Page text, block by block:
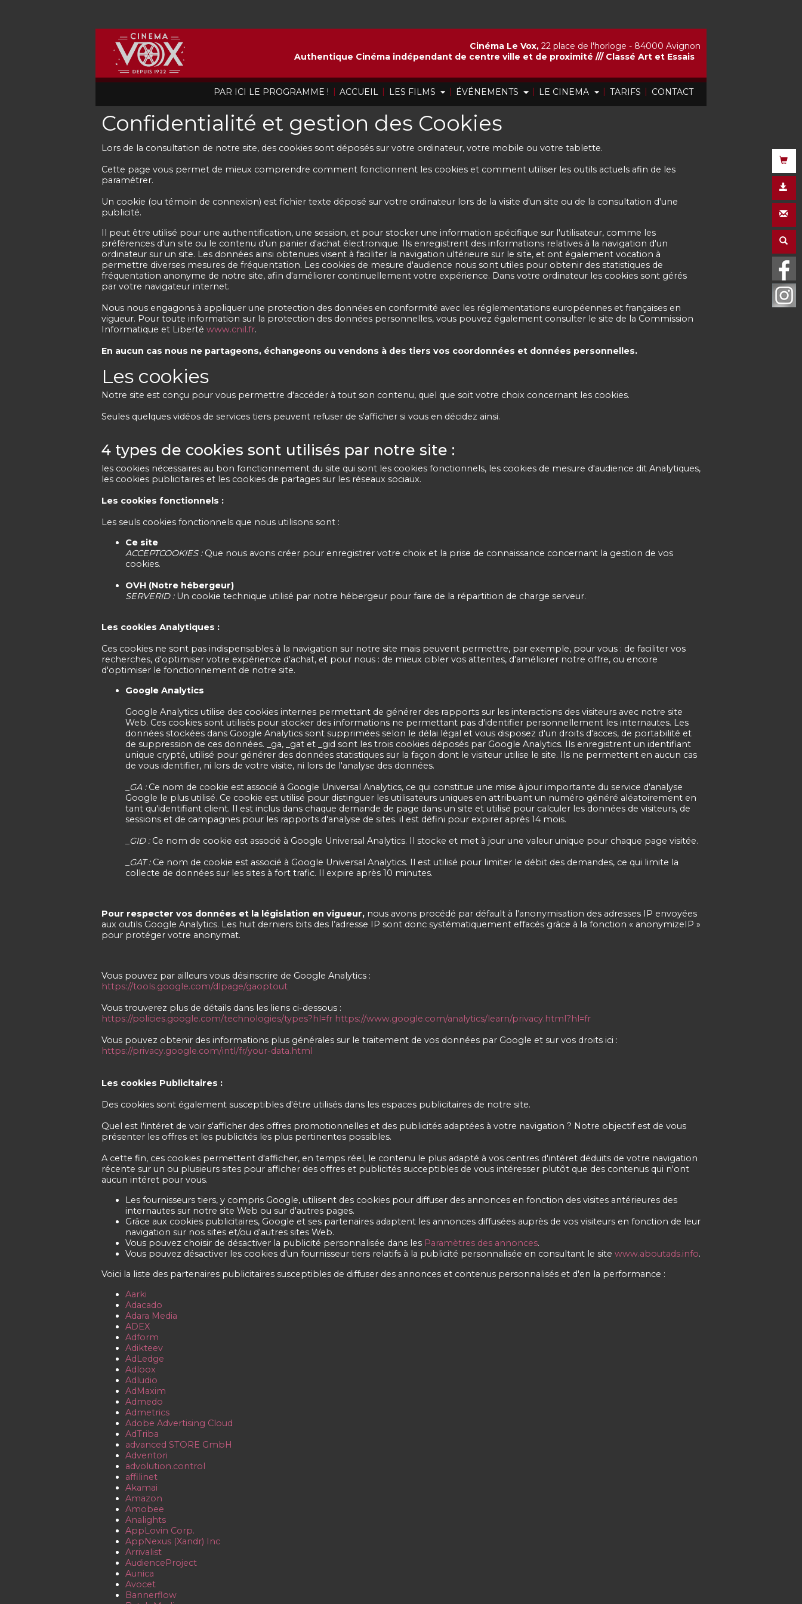
PAR ICI LE PROGRAMME ! | ACCUEIL | LES FILMS | ÉVÉNEMENTS | LE CINEMA | TARIFS | CONTACT
Cinéma Le Vox, 22 place de l'horloge - 84000 Avignon
Authentique Cinéma indépendant de centre ville et de proximité /// Classé Art et Essais
Confidentialité et gestion des Cookies
Lors de la consultation de notre site, des cookies sont déposés sur votre ordinateur, votre mobile ou votre tablette.
Cette page vous permet de mieux comprendre comment fonctionnent les cookies et comment utiliser les outils actuels afin de les
paramétrer.
Un cookie (ou témoin de connexion) est fichier texte déposé sur votre ordinateur lors de la visite d'un site ou de la consultation d'une
publicité.
Il peut être utilisé pour une authentification, une session, et pour stocker une information spécifique sur l'utilisateur, comme les
préférences d'un site ou le contenu d'un panier d'achat électronique. Ils enregistrent des informations relatives à la navigation d'un
ordinateur sur un site. Les données ainsi obtenues visent à faciliter la navigation ultérieure sur le site, et ont également vocation à
permettre diverses mesures de fréquentation. Les cookies de mesure d'audience nous sont utiles pour obtenir des statistiques de
fréquentation anonyme de notre site, afin d'améliorer continuellement votre expérience. Dans votre ordinateur les cookies sont gérés
par votre navigateur internet.
Nous nous engagons à appliquer une protection des données en conformité avec les réglementations européennes et françaises en
vigueur. Pour toute information sur la protection des données personnelles, vous pouvez également consulter le site de la Commission
Informatique et Liberté www.cnil.fr.
En aucun cas nous ne partageons, échangeons ou vendons à des tiers vos coordonnées et données personnelles.
Les cookies
Notre site est conçu pour vous permettre d'accéder à tout son contenu, quel que soit votre choix concernant les cookies.
Seules quelques vidéos de services tiers peuvent refuser de s'afficher si vous en décidez ainsi.
4 types de cookies sont utilisés par notre site :
les cookies nécessaires au bon fonctionnement du site qui sont les cookies fonctionnels, les cookies de mesure d'audience dit Analytiques,
les cookies publicitaires et les cookies de partages sur les réseaux sociaux.
Les cookies fonctionnels :
Les seuls cookies fonctionnels que nous utilisons sont :
Ce site
ACCEPTCOOKIES :Que nous avons créer pour enregistrer votre choix et la prise de connaissance concernant la gestion de vos
cookies.
OVH (Notre hébergeur)
SERVERID : Un cookie technique utilisé par notre hébergeur pour faire de la répartition de charge serveur.
Les cookies Analytiques :
Ces cookies ne sont pas indispensables à la navigation sur notre site mais peuvent permettre, par exemple, pour vous : de faciliter vos
recherches, d'optimiser votre expérience d'achat, et pour nous : de mieux cibler vos attentes, d'améliorer notre offre, ou encore
d'optimiser le fonctionnement de notre site.
Google Analytics
Google Analytics utilise des cookies internes permettant de générer des rapports sur les interactions des visiteurs avec notre site
Web. Ces cookies sont utilisés pour stocker des informations ne permettant pas d'identifier personnellement les internautes. Les
données stockées dans Google Analytics sont supprimées selon le délai légal et vous disposez d'un droits d'acces, de portabilité et
de suppression de ces données. _ga, _gat et _gid sont les trois cookies déposés par Google Analytics. Ils enregistrent un identifiant
unique crypté, utilisé pour générer des données statistiques sur la façon dont le visiteur utilise le site. Ils ne permettent en aucun cas
de vous identifier, ni lors de votre visite, ni lors de l'analyse des données.
_GA :Ce nom de cookie est associé à Google Universal Analytics, ce qui constitue une mise à jour importante du service d'analyse
Google le plus utilisé. Ce cookie est utilisé pour distinguer les utilisateurs uniques en attribuant un numéro généré aléatoirement en
tant qu'identifiant client. Il est inclus dans chaque demande de page dans un site et utilisé pour calculer les données de visiteurs, de
sessions et de campagnes pour les rapports d'analyse de sites. il est défini pour expirer après 14 mois.
_GID : Ce nom de cookie est associé à Google Universal Analytics. Il stocke et met à jour une valeur unique pour chaque page visitée.
_GAT :Ce nom de cookie est associé à Google Universal Analytics. Il est utilisé pour limiter le débit des demandes, ce qui limite la
collecte de données sur les sites à fort trafic. Il expire après 10 minutes.
Pour respecter vos données et la législation en vigueur, nous avons procédé par défault à l'anonymisation des adresses IP envoyées
aux outils Google Analytics. Les huit derniers bits des l’adresse IP sont donc systématiquement effacés grâce à la fonction « anonymizeIP »
pour protéger votre anonymat.
Vous pouvez par ailleurs vous désinscrire de Google Analytics :
https://tools.google.com/dlpage/gaoptout
Vous trouverez plus de détails dans les liens ci-dessous :
https://policies.google.com/technologies/types?hl=fr https://www.google.com/analytics/learn/privacy.html?hl=fr
Vous pouvez obtenir des informations plus générales sur le traitement de vos données par Google et sur vos droits ici :
https://privacy.google.com/intl/fr/your-data.html
Les cookies Publicitaires :
Des cookies sont également susceptibles d'être utilisés dans les espaces publicitaires de notre site.
Quel est l'intéret de voir s'afficher des offres promotionnelles et des publicités adaptées à votre navigation ? Notre objectif est de vous
présenter les offres et les publicités les plus pertinentes possibles.
A cette fin, ces cookies permettent d'afficher, en temps réel, le contenu le plus adapté à vos centres d'intéret déduits de votre navigation
récente sur un ou plusieurs sites pour afficher des offres et publicités succeptibles de vous intéresser plutôt que des contenus qui n'ont
aucun intéret pour vous.
Les fournisseurs tiers, y compris Google, utilisent des cookies pour diffuser des annonces en fonction des visites antérieures des
internautes sur notre site Web ou sur d'autres pages.
Grâce aux cookies publicitaires, Google et ses partenaires adaptent les annonces diffusées auprès de vos visiteurs en fonction de leur
navigation sur nos sites et/ou d'autres sites Web.
Vous pouvez choisir de désactiver la publicité personnalisée dans les Paramètres des annonces.
Vous pouvez désactiver les cookies d'un fournisseur tiers relatifs à la publicité personnalisée en consultant le site www.aboutads.info.
Voici la liste des partenaires publicitaires susceptibles de diffuser des annonces et contenus personnalisés et d'en la performance :
Aarki
Adacado
Adara Media
ADEX
Adform
Adikteev
AdLedge
Adloox
Adludio
AdMaxim
Admedo
Admetrics
Adobe Advertising Cloud
AdTriba
advanced STORE GmbH
Adventori
advolution.control
affilinet
Akamai
Amazon
Amobee
Analights
AppLovin Corp.
AppNexus (Xandr) Inc
Arrivalist
AudienceProject
Aunica
Avocet
Bannerflow